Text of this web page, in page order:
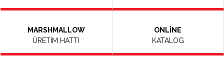
MARSHMALLOW
ÜRETİM HATTI
ONLİNE
KATALOG